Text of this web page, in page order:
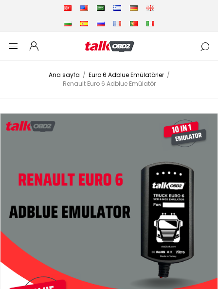
Ana sayfa / Euro 6 Adblue Emülatörler /
Renault Euro 6 Adblue Emülatör